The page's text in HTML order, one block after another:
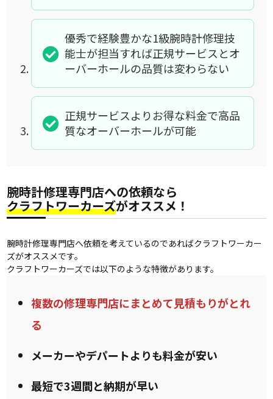
優秀で経験豊かな1級腕時計修理技
能士が担当すれば正規サービスとオ
ーバーホールの品質は変わらない
正規サービスよりお得な料金で高品
質なオーバーホールが可能
腕時計修理専門店への依頼なら
クラフトワーカーズがオススメ！
腕時計修理専門店へ依頼を考えているのであればクラフトワーカー
ズがオススメです。
クラフトワーカーズでは以下のような特徴があります。
複数の修理専門店にまとめて見積もりがとれ
る
メーカーやデパートよりも料金が安い
最短で3週間と納期が早い